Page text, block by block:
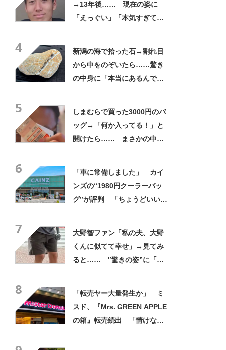
→13年後…… 現在の姿に
「えっぐい」「本気すぎて尊
4
新潟の海で拾った石→割れ目
から中をのぞいたら……驚き
の中身に「本当にあるんです
5
しまむらで買った3000円のバ
ッグ→「何か入ってる！」と
開けたら…… まさかの中身
6
「車に常備しました」 カイ
ンズの“1980円クーラーバッ
グ”が評判 「ちょうどいい大
7
大野智ファン「私の夫、大野
くんに似てて幸せ」→見てみ
ると…… ‟驚きの姿”に「最
8
「転売ヤー大量発生か」 ミ
スド、『Mrs. GREEN APPLE
の箱』転売続出 「情けない